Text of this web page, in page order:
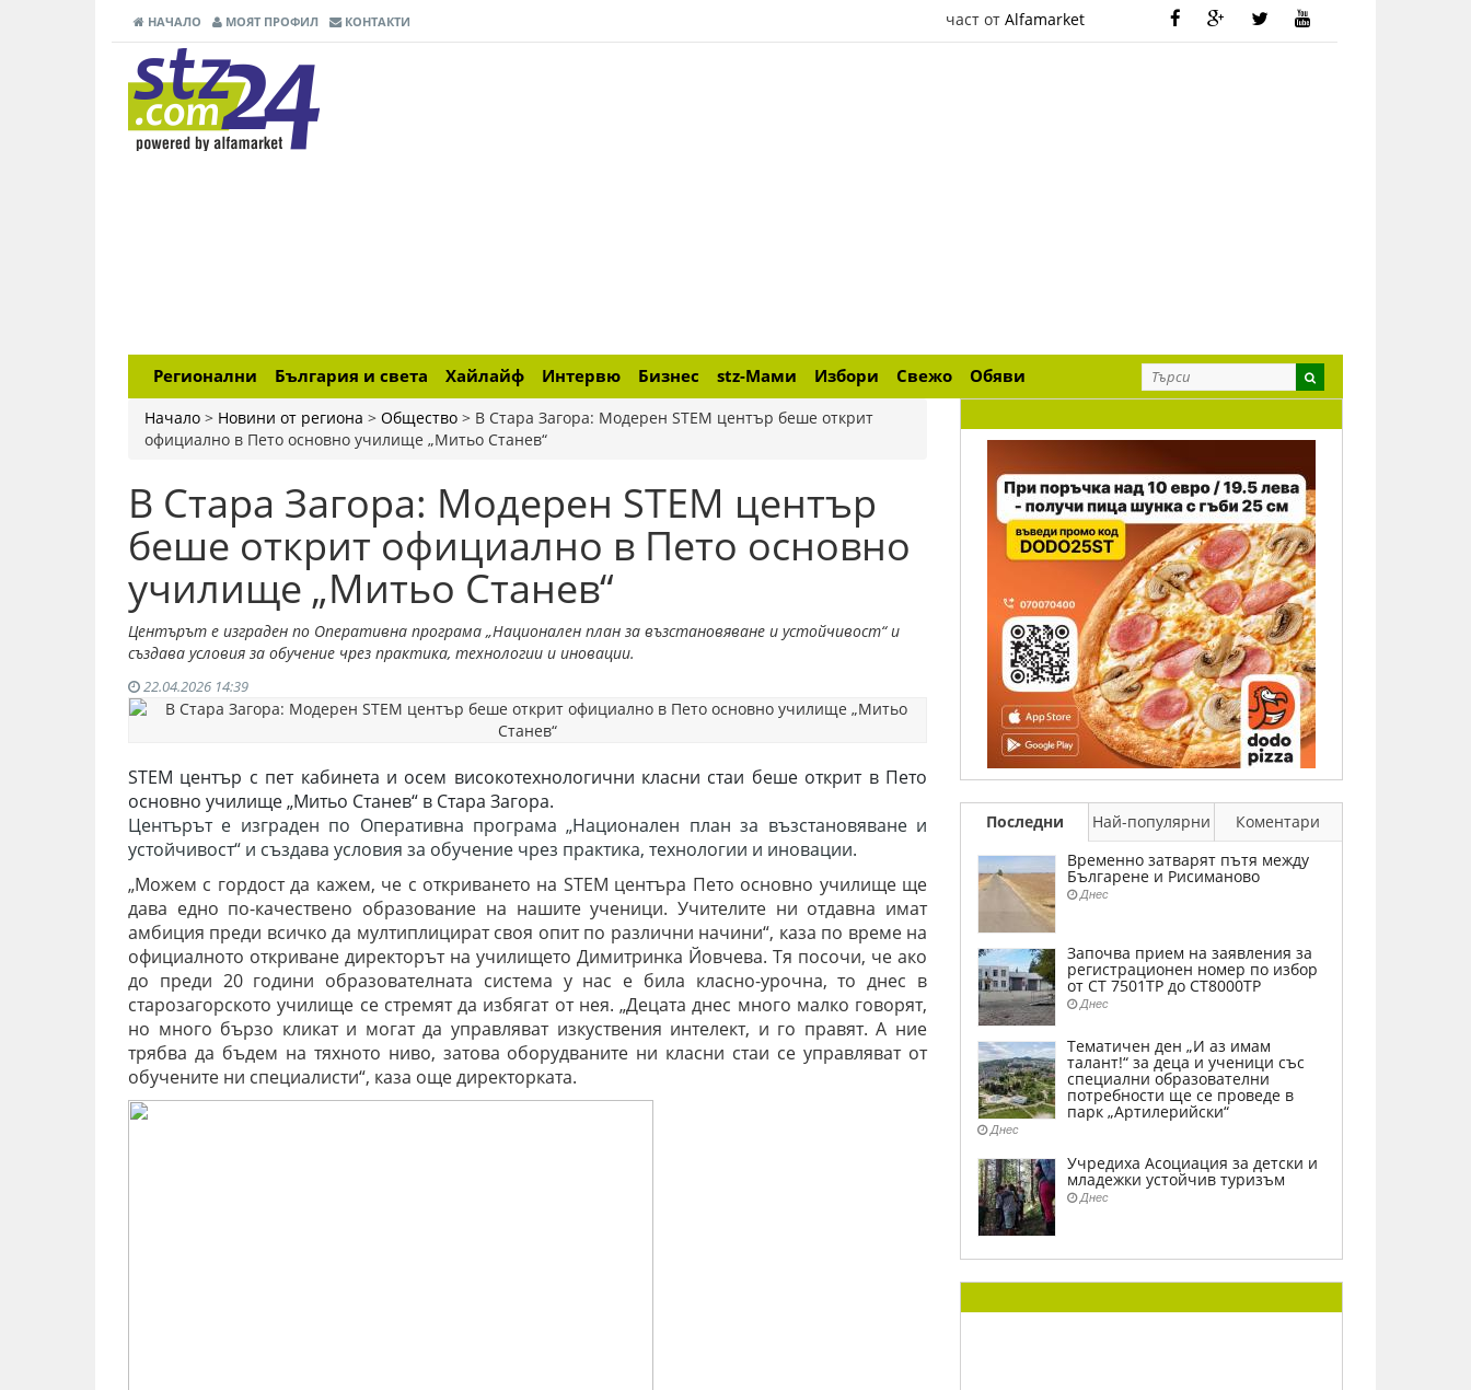
НАЧАЛО МОЯТ ПРОФИЛ КОНТАКТИ част от Alfamarket
Регионални България и света Хайлайф Интервю Бизнес stz-Мами Избори Свежо Обяви
Начало > Новини от региона > Общество > В Стара Загора: Модерен STEM център беше открит
официално в Пето основно училище „Митьо Станев“
В Стара Загора: Модерен STEM център
беше открит официално в Пето основно
училище „Митьо Станев“
Центърът е изграден по Оперативна програма „Национален план за възстановяване и устойчивост“ и
създава условия за обучение чрез практика, технологии и иновации.
22.04.2026 14:39
STEM център с пет кабинета и осем високотехнологични класни стаи беше открит в Пето
основно училище „Митьо Станев“ в Стара Загора.
Центърът е изграден по Оперативна програма „Национален план за възстановяване и
устойчивост“ и създава условия за обучение чрез практика, технологии и иновации.
„Можем с гордост да кажем, че с откриването на STEM центъра Пето основно училище ще
дава едно по-качествено образование на нашите ученици. Учителите ни отдавна имат
амбиция преди всичко да мултиплицират своя опит по различни начини“, каза по време на
официалното откриване директорът на училището Димитринка Йовчева. Тя посочи, че ако
до преди 20 години образователната система у нас е била класно-урочна, то днес в
старозагорското училище се стремят да избягат от нея. „Децата днес много малко говорят,
но много бързо кликат и могат да управляват изкуствения интелект, и го правят. А ние
трябва да бъдем на тяхното ниво, затова оборудваните ни класни стаи се управляват от
обучените ни специалисти“, каза още директорката.
Последни Най-популярни
Коментари
Временно затварят пътя между
Българене и Рисиманово
Днес
Започва прием на заявления за
регистрационен номер по избор
от СТ 7501ТР до СТ8000ТР
Днес
Тематичен ден „И аз имам
талант!“ за деца и ученици със
специални образователни
потребности ще се проведе в
парк „Артилерийски“
Днес
Учредиха Асоциация за детски и
младежки устойчив туризъм
Днес